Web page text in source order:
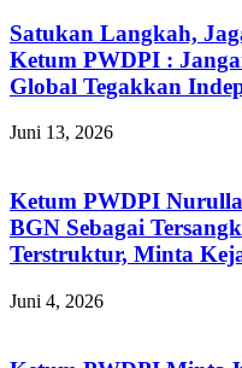
Satukan Langkah,
Ketum PWDPI :
Global Tegakkan
Juni 13, 2026
Ketum PWDPI
BGN Sebagai
Terstruktur, Minta
Juni 4, 2026